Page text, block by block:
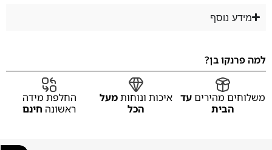
מידע נוסף
למה פרנקו בן?
משלוחים מהיריםעד
הבית
איכות ונוחותמעל
הכל
החלפת מידה
ראשונה חינם